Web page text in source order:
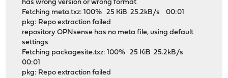
has wrong version or wrong format
Fetching meta.txz: 100% 25 KiB 25.2kB/s 00:01
pkg: Repo extraction failed
repository OPNsense has no meta file, using default
settings
Fetching packagesite.txz: 100% 25 KiB 25.2kB/s
00:01
pkg: Repo extraction failed